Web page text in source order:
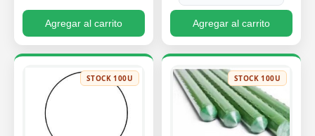
Agregar al carrito Agregar al carrito
STOCK 100U STOCK 100U